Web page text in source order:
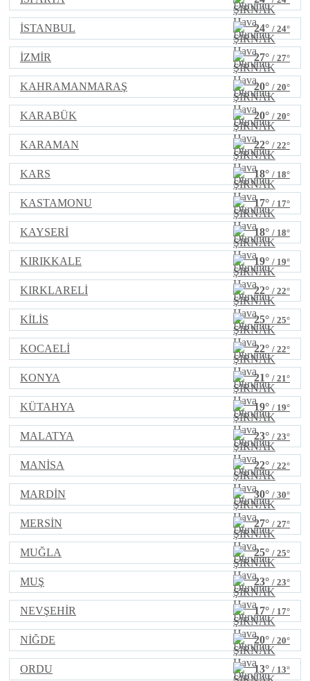
İSTANBUL 24° / 24°
İZMİR 27° / 27°
KAHRAMANMARAŞ 20° / 20°
KARABÜK 20° / 20°
KARAMAN 22° / 22°
KARS 18° / 18°
KASTAMONU 17° / 17°
KAYSERİ 18° / 18°
KIRIKKALE 19° / 19°
KIRKLARELİ 22° / 22°
KİLİS 25° / 25°
KOCAELİ 22° / 22°
KONYA 21° / 21°
KÜTAHYA 19° / 19°
MALATYA 23° / 23°
MANİSA 22° / 22°
MARDİN 30° / 30°
MERSİN 27° / 27°
MUĞLA 25° / 25°
MUŞ 23° / 23°
NEVŞEHİR 17° / 17°
NİĞDE 20° / 20°
ORDU 13° / 13°